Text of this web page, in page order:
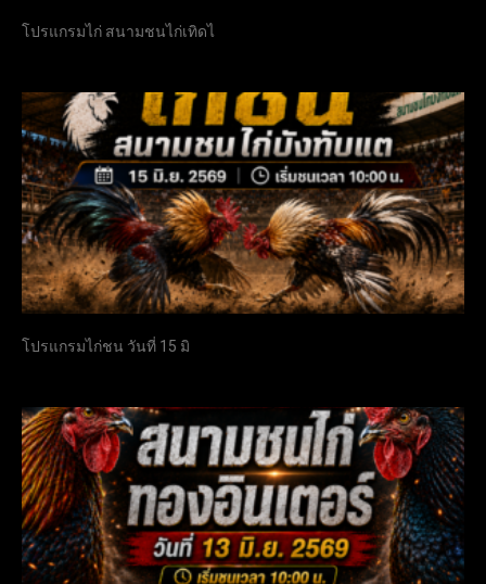
โปรแกรมไก่ สนามชนไก่เทิดไ
โปรแกรมไก่ชน วันที่ 15 มิ